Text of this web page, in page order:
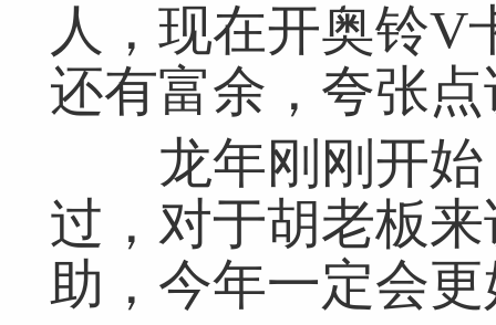
人，现在开奥铃V
还有富余，夸张
龙年刚刚开始
过，对于胡老板
助，今年一定会